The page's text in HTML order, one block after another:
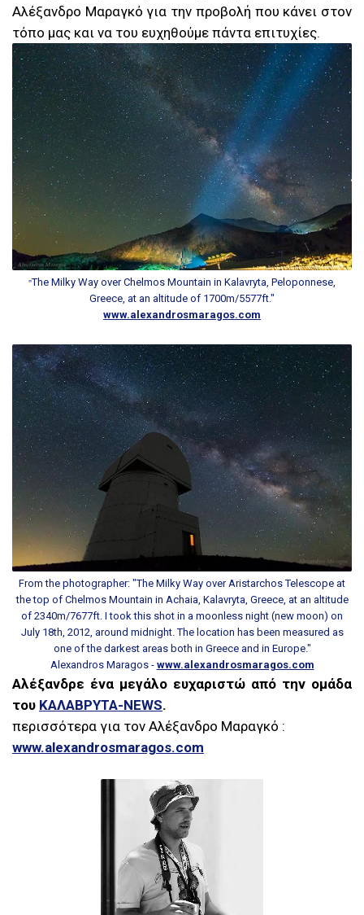
Αλέξανδρο Μαραγκό για την προβολή που κάνει στον
τόπο μας και να του ευχηθούμε πάντα επιτυχίες.
"The Milky Way over Chelmos Mountain in Kalavryta, Peloponnese,
Greece, at an altitude of 1700m/5577ft."
www.alexandrosmaragos.com
From the photographer: "The Milky Way over Aristarchos Telescope at
the top of Chelmos Mountain in Achaia, Kalavryta, Greece, at an altitude
of 2340m/7677ft. I took this shot in a moonless night (new moon) on
July 18th, 2012, around midnight. The location has been measured as
one of the darkest areas both in Greece and in Europe."
Alexandros Maragos - www.alexandrosmaragos.com
Αλέξανδρε ένα μεγάλο ευχαριστώ από την ομάδα
του ΚΑΛΑΒΡΥΤΑ-NEWS.
περισσότερα για τον Αλέξανδρο Μαραγκό :
www.alexandrosmaragos.com